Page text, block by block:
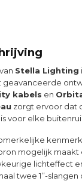
van Stella Lighting
geavanceerde
kabels en
zorgt ervoor dat
voor elke
mogelijk maakt
lichteffect
twee 1’’-